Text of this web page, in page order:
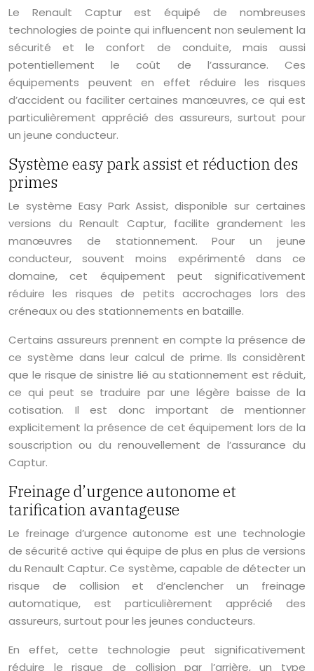
Le Renault Captur est équipé de nombreuses
technologies de pointe qui influencent non seulement la
sécurité et le confort de conduite, mais aussi
potentiellement le coût de l’assurance. Ces
équipements peuvent en effet réduire les risques
d’accident ou faciliter certaines manœuvres, ce qui est
particulièrement apprécié des assureurs, surtout pour
un jeune conducteur.
Système easy park assist et réduction des
primes
Le système Easy Park Assist, disponible sur certaines
versions du Renault Captur, facilite grandement les
manœuvres de stationnement. Pour un jeune
conducteur, souvent moins expérimenté dans ce
domaine, cet équipement peut significativement
réduire les risques de petits accrochages lors des
créneaux ou des stationnements en bataille.
Certains assureurs prennent en compte la présence de
ce système dans leur calcul de prime. Ils considèrent
que le risque de sinistre lié au stationnement est réduit,
ce qui peut se traduire par une légère baisse de la
cotisation. Il est donc important de mentionner
explicitement la présence de cet équipement lors de la
souscription ou du renouvellement de l’assurance du
Captur.
Freinage d’urgence autonome et
tarification avantageuse
Le freinage d’urgence autonome est une technologie
de sécurité active qui équipe de plus en plus de versions
du Renault Captur. Ce système, capable de détecter un
risque de collision et d’enclencher un freinage
automatique, est particulièrement apprécié des
assureurs, surtout pour les jeunes conducteurs.
En effet, cette technologie peut significativement
réduire le risque de collision par l’arrière, un type